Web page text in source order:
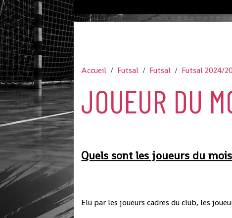
Accueil Futsal Futsal Futsal 2024/
JOUEUR DU
Quels sont les joueurs du
Elu par les joueurs cadres du club, les